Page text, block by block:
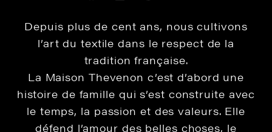
Depuis plus de cent ans, nous cultivons
l’art du textile dans le respect de la
tradition française.
La Maison Thevenon c’est d’abord une
histoire de famille qui s’est construite avec
le temps, la passion et des valeurs. Elle
défend l’amour des belles choses, le